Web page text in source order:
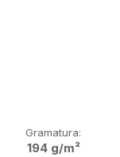
Gramatura:
194 g/m²